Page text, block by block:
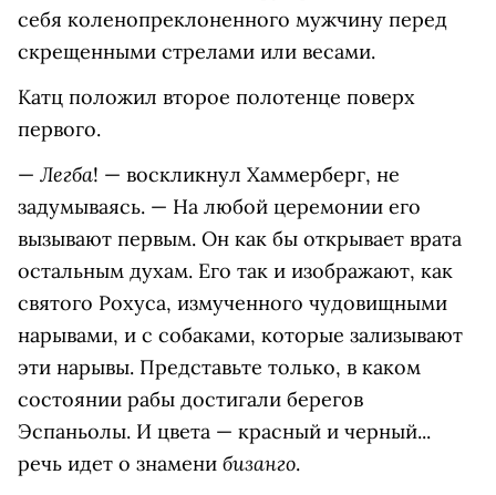
себя коленопреклоненного мужчину перед
скрещенными стрелами или весами.
Катц положил второе полотенце поверх
первого.
— Легба! — воскликнул Хаммерберг, не
задумываясь. — На любой церемонии его
вызывают первым. Он как бы открывает врата
остальным духам. Его так и изображают, как
святого Рохуса, измученного чудовищными
нарывами, и с собаками, которые зализывают
эти нарывы. Представьте только, в каком
состоянии рабы достигали берегов
Эспаньолы. И цвета — красный и черный...
речь идет о знамени бизанго.